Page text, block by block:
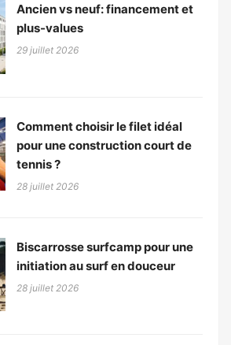
Ancien vs neuf: financement et
plus-values
29 juillet 2026
Comment choisir le filet idéal
pour une construction court de
tennis ?
28 juillet 2026
Biscarrosse surfcamp pour une
initiation au surf en douceur
28 juillet 2026